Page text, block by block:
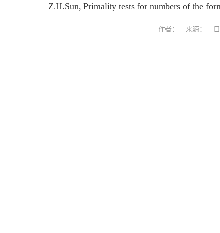
Z.H.Sun, Primality tests for numbers of the
作者： 来源： 日